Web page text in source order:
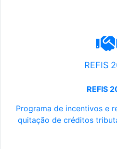
REFIS
REFIS
Programa de incentivos e
quitação de créditos